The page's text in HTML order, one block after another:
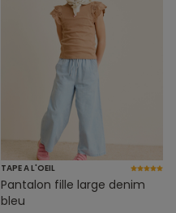
TAPE A L'OEIL
Pantalon fille large denim
bleu